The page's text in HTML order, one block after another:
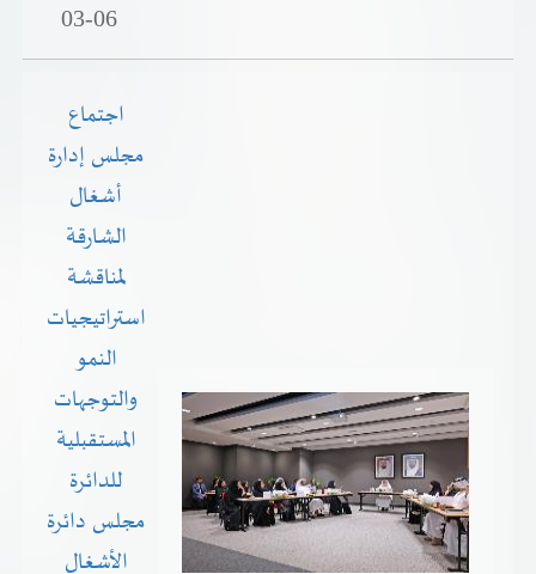
03-06
اجتماع
مجلس إدارة
أشغال
الشارقة
لمناقشة
استراتيجيات
النمو
والتوجهات
المستقبلية
للدائرة
مجلس دائرة
الأشغال